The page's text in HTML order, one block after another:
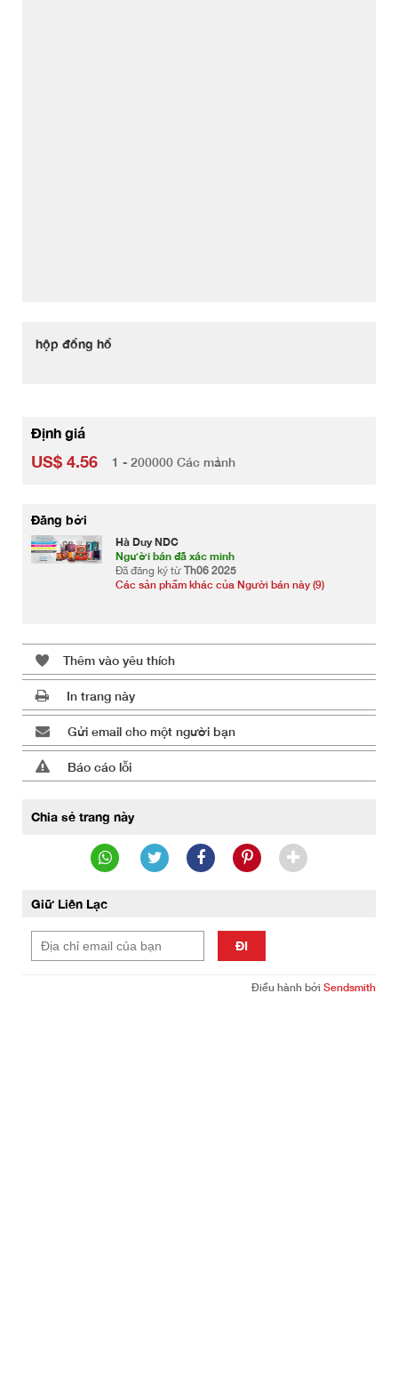
hộp đồng hồ
Định giá
US$ 4.56 1 - 200000 Các mảnh
Đăng bởi
Hà Duy NDC
Người bán đã xác minh
Đã đăng ký từ Th06 2025
Các sản phẩm khác của Người bán này (9)
Thêm vào yêu thích
In trang này
Gửi email cho một người bạn
Báo cáo lỗi
Chia sẻ trang này
Giữ Liên Lạc
ĐI
Điều hành bởi Sendsmith